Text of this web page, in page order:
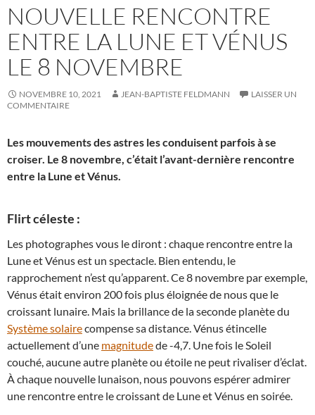
NOUVELLE RENCONTRE
ENTRE LA LUNE ET VÉNUS
LE 8 NOVEMBRE
NOVEMBRE 10, 2021 JEAN-BAPTISTE FELDMANN
LAISSER UN
COMMENTAIRE
Les mouvements des astres les conduisent parfois à se
croiser. Le 8 novembre, c’était l’avant-dernière rencontre
entre la Lune et Vénus.
Flirt céleste :
Les photographes vous le diront : chaque rencontre entre la
Lune et Vénus est un spectacle. Bien entendu, le
rapprochement n’est qu’apparent. Ce 8 novembre par exemple,
Vénus était environ 200 fois plus éloignée de nous que le
croissant lunaire. Mais la brillance de la seconde planète du
Système solairecompense sa distance. Vénus étincelle
actuellement d’une magnitudede -4,7. Une fois le Soleil
couché, aucune autre planète ou étoile ne peut rivaliser d’éclat.
À chaque nouvelle lunaison, nous pouvons espérer admirer
une rencontre entre le croissant de Lune et Vénus en soirée.